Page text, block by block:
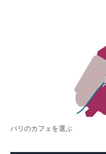
パリのカフェを選ぶ